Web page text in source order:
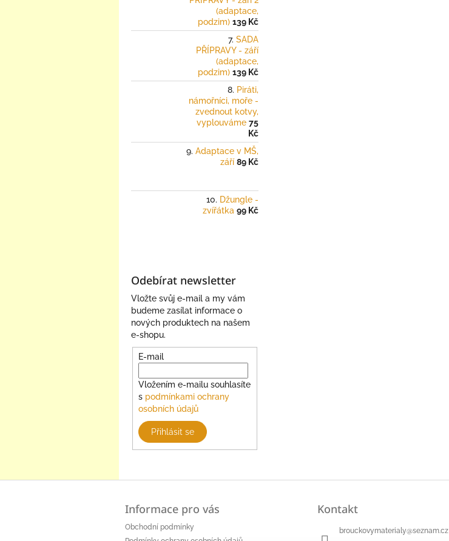
(adaptace,
podzim) 139 Kč
SADA
PŘÍPRAVY - září
(adaptace,
podzim) 139 Kč
Piráti,
námořníci, moře -
zvednout kotvy,
vyplouváme 75
Kč
Adaptace v MŠ,
září 89 Kč
Džungle -
zvířátka 99 Kč
Odebírat newsletter
Vložte svůj e-mail a my vám
budeme zasílat informace o
nových produktech na našem
e-shopu.
E-mail
Vložením e-mailu souhlasíte
s podmínkami ochrany
osobních údajů
Přihlásit se
Z
Informace pro vás
Obchodní podmínky
Kontakt
brouckovymaterialy@seznam.cz